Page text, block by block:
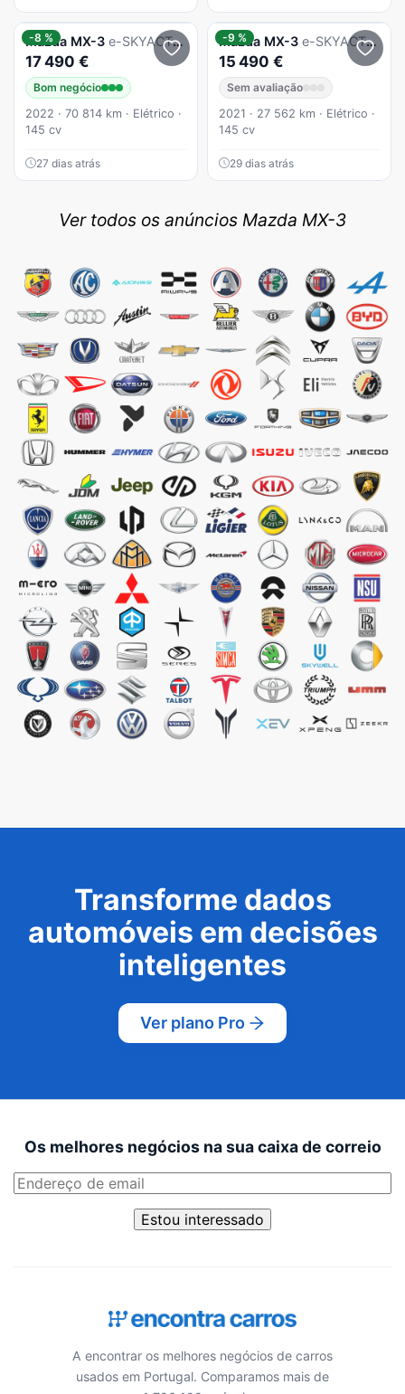
-8 %
Mazda MX-3 e-SKYACTIV Exclusve-Line
17 490 €
Bom negócio
2022 · 70 814 km · Elétrico ·
145 cv
27 dias atrás
-9 %
Mazda MX-3 e-SKYACTIV Confort
15 490 €
Sem avaliação
2021 · 27 562 km · Elétrico ·
145 cv
29 dias atrás
Ver todos os anúncios Mazda MX-3
Transforme dados
automóveis em decisões
inteligentes
Ver plano Pro
Os melhores negócios na sua caixa de correio
Estou interessado
A encontrar os melhores negócios de carros
usados em Portugal. Comparamos mais de